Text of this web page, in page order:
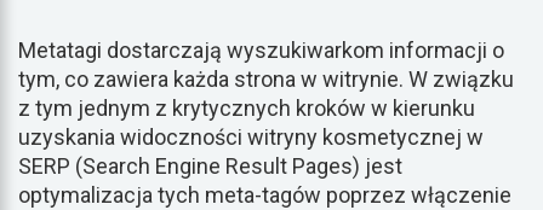
Metatagi dostarczają wyszukiwarkom informacji o
tym, co zawiera każda strona w witrynie. W związku
z tym jednym z krytycznych kroków w kierunku
uzyskania widoczności witryny kosmetycznej w
SERP (Search Engine Result Pages) jest
optymalizacja tych meta-tagów poprzez włączenie